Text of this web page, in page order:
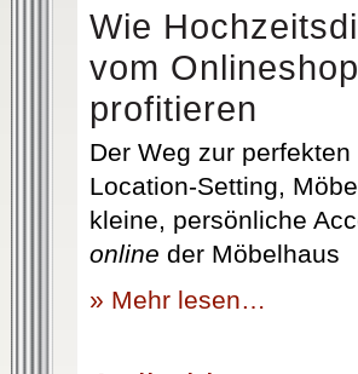
Wie
vom
profitieren
Der Weg zur
Location-Setting,
kleine, persönliche
online der Möbelhaus
» Mehr lesen…